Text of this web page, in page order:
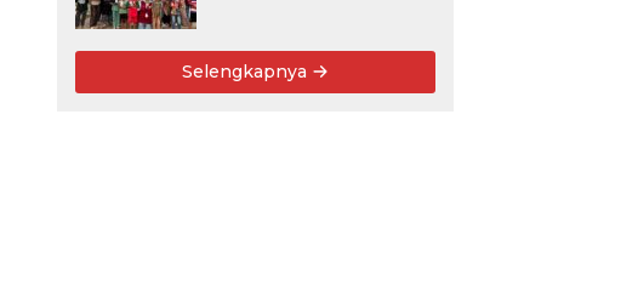
Selengkapnya